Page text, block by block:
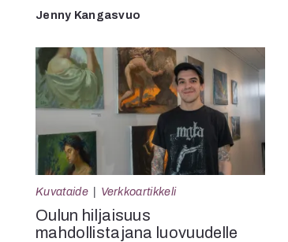
Jenny Kangasvuo
Kuvataide Verkkoartikkeli
Oulun hiljaisuus
mahdollistajana luovuudelle